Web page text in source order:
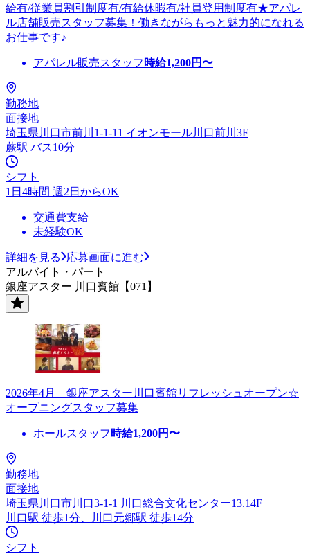
給有/従業員割引制度有/有給休暇有/社員登用制度有★アパレ
ル店舗販売スタッフ募集！働きながらもっと魅力的になれる
お仕事です♪
アパレル販売スタッフ 時給1,200円〜
勤務地
面接地
埼玉県川口市前川1-1-11 イオンモール川口前川3F
蕨駅 バス10分
シフト
1日4時間 週2日からOK
交通費支給
未経験OK
詳細を見る
応募画面に進む
アルバイト・パート
銀座アスター 川口賓館【071】
2026年4月 銀座アスター川口賓館リフレッシュオープン☆
オープニングスタッフ募集
ホールスタッフ 時給1,200円〜
勤務地
面接地
埼玉県川口市川口3-1-1 川口総合文化センター13.14F
川口駅 徒歩1分、川口元郷駅 徒歩14分
シフト